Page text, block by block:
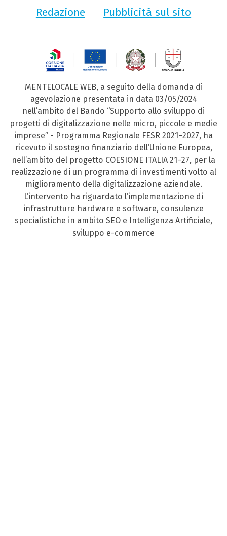
Redazione
Pubblicità sul sito
MENTELOCALE WEB, a seguito della domanda di
agevolazione presentata in data 03/05/2024
nell’ambito del Bando “Supporto allo sviluppo di
progetti di digitalizzazione nelle micro, piccole e medie
imprese” - Programma Regionale FESR 2021–2027, ha
ricevuto il sostegno finanziario dell’Unione Europea,
nell’ambito del progetto COESIONE ITALIA 21–27, per la
realizzazione di un programma di investimenti volto al
miglioramento della digitalizzazione aziendale.
L’intervento ha riguardato l’implementazione di
infrastrutture hardware e software, consulenze
specialistiche in ambito SEO e Intelligenza Artificiale,
sviluppo e-commerce